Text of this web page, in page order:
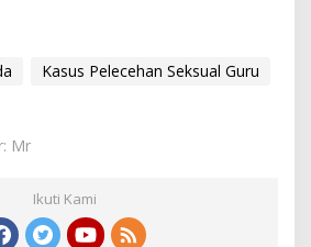
Kasus Pelecehan Seksual Guru
Mr
Ikuti Kami